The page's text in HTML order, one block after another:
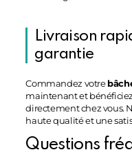
Livraison
garantie
Commandez votre
maintenant et
directement chez vous.
haute qualité et une
Questions